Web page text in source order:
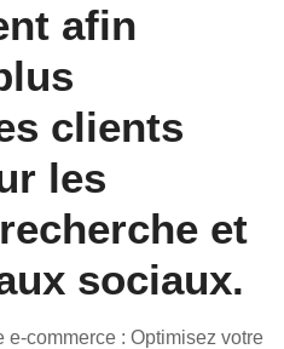
afin
clients
les
et
sociaux.
commerce : Optimisez votre